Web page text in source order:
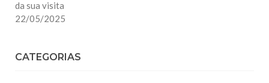
da sua visita
22/05/2025
CATEGORIAS